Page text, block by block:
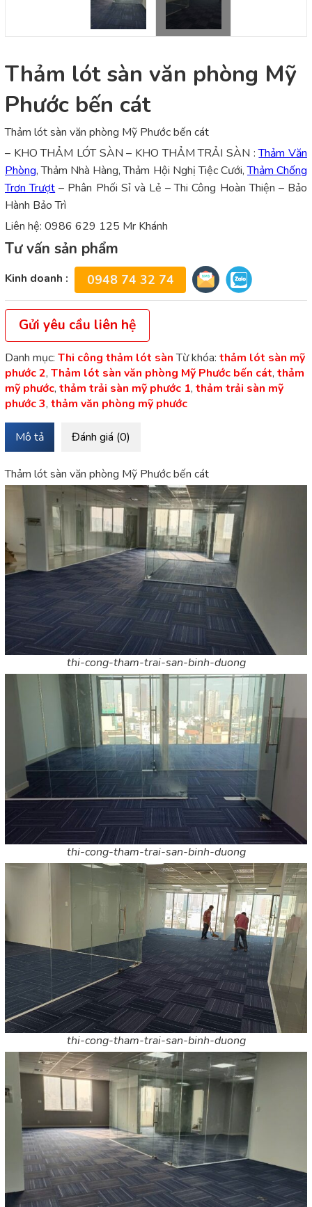
Thảm lót sàn văn phòng Mỹ
Phước bến cát
Thảm lót sàn văn phòng Mỹ Phước bến cát
– KHO THẢM LÓT SÀN – KHO THẢM TRẢI SÀN :Thảm Văn
Phòng, Thảm Nhà Hàng, Thảm Hội Nghị Tiệc Cưới,Thảm Chống
Trơn Trượt – Phân Phối Sỉ và Lẻ – Thi Công Hoàn Thiện – Bảo
Hành Bảo Trì
Liên hệ: 0986 629 125 Mr Khánh
Tư vấn sản phẩm
Kinh doanh : 0948 74 32 74
Gửi yêu cầu liên hệ
Danh mục: Thi công thảm lót sàn Từ khóa: thảm lót sàn mỹ
phước 2, Thảm lót sàn văn phòng Mỹ Phước bến cát, thảm
mỹ phước, thảm trải sàn mỹ phước 1, thảm trải sàn mỹ
phước 3, thảm văn phòng mỹ phước
Mô tả Đánh giá (0)
Thảm lót sàn văn phòng Mỹ Phước bến cát
thi-cong-tham-trai-san-binh-duong
thi-cong-tham-trai-san-binh-duong
thi-cong-tham-trai-san-binh-duong